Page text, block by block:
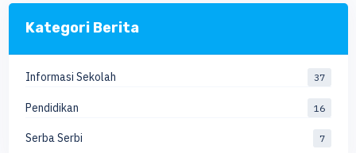
Kategori Berita
Informasi Sekolah 37
Pendidikan 16
Serba Serbi 7